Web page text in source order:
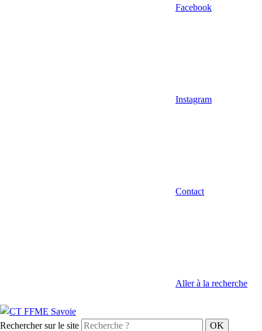
Facebook
Instagram
Contact
Aller à la recherche
Rechercher sur le site